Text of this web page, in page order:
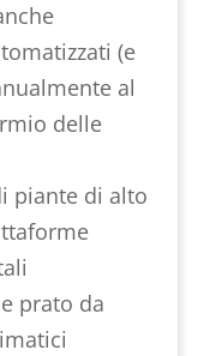
(e
al
delle
piante di alto
prato da